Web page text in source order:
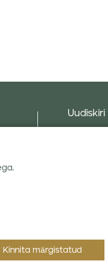
Uudiskiri
Kinnita märgistatud